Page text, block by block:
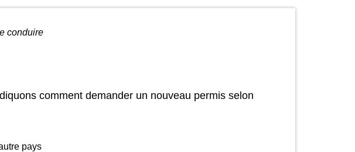
conduire
comment demander un nouveau permis selon
pays